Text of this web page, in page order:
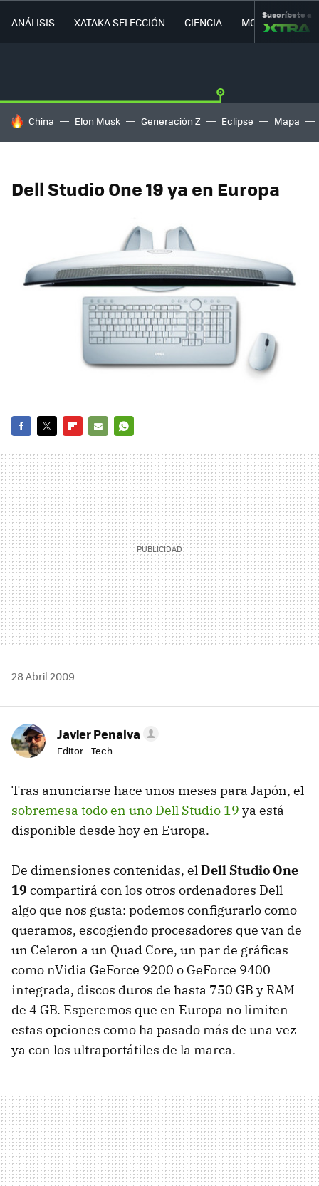
ANÁLISIS XATAKA SELECCIÓN CIENCIA MOVILIDAD
Suscríbete a
HOY SE HABLA DE
China Elon Musk Generación Z Eclipse Mapa
Dell Studio One 19 ya en Europa
MAIL
28 Abril 2009
Javier Penalva
Editor - Tech
Tras anunciarse hace unos meses para Japón, el
sobremesa todo en uno Dell Studio 19 ya está
disponible desde hoy en Europa.
De dimensiones contenidas, elDell Studio One
19 compartirá con los otros ordenadores Dell
algo que nos gusta: podemos configurarlo como
queramos, escogiendo procesadores que van de
un Celeron a un Quad Core, un par de gráficas
como nVidia GeForce 9200 o GeForce 9400
integrada, discos duros de hasta 750 GB y RAM
de 4 GB. Esperemos que en Europa no limiten
estas opciones como ha pasado más de una vez
ya con los ultraportátiles de la marca.